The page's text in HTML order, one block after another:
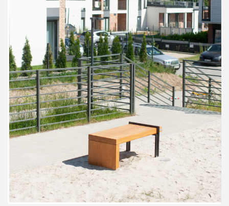
Objednajte si zdarma
LarsLaj Worldwide
Lars Laj on Facebook